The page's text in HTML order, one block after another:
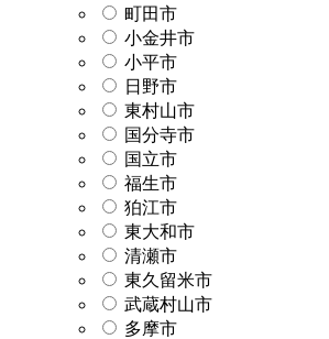
町田市
小金井市
小平市
日野市
東村山市
国分寺市
国立市
福生市
狛江市
東大和市
清瀬市
東久留米市
武蔵村山市
多摩市